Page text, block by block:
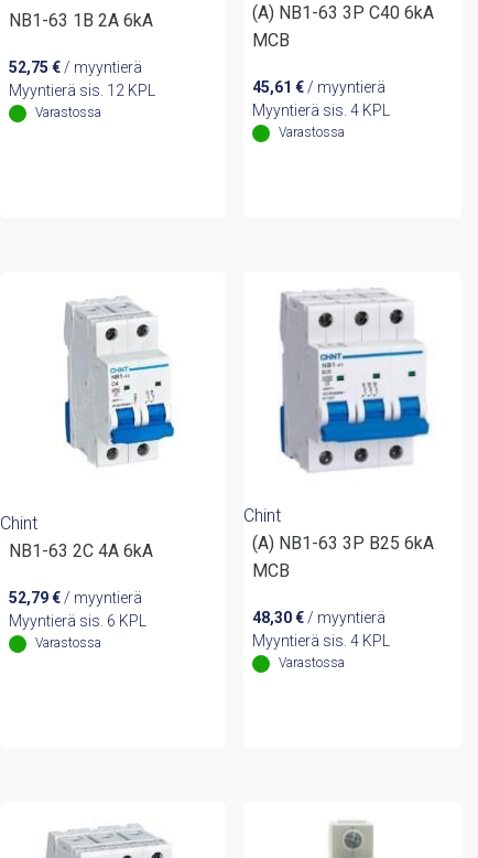
NB1-63 1B 2A 6kA
52,75€/ myyntierä
Myyntierä sis. 12 KPL
Varastossa
(A) NB1-63 3P C40 6kA
MCB
45,61€/ myyntierä
Myyntierä sis. 4 KPL
Varastossa
Chint
NB1-63 2C 4A 6kA
52,79€/ myyntierä
Myyntierä sis. 6 KPL
Varastossa
Chint
(A) NB1-63 3P B25 6kA
MCB
48,30€/ myyntierä
Myyntierä sis. 4 KPL
Varastossa